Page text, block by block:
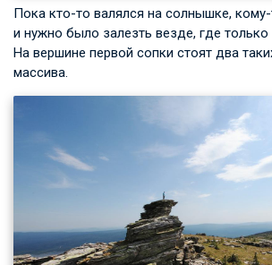
Пока кто-то валялся на солнышке,
и нужно было залезть везде, где
На вершине первой сопки стоят два
массива.